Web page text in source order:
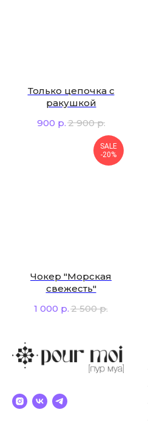
Только цепочка с
ракушкой
900 р.2 900 р.
SALE
-20%
Чокер "Морская
свежесть"
1 000 р. 2 500 р.